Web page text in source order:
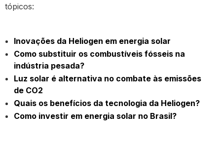
tópicos:
Inovações da Heliogen em energia solar
Como substituir os combustíveis fósseis na
indústria pesada?
Luz solar é alternativa no combate às emissões
de CO2
Quais os benefícios da tecnologia da Heliogen?
Como investir em energia solar no Brasil?